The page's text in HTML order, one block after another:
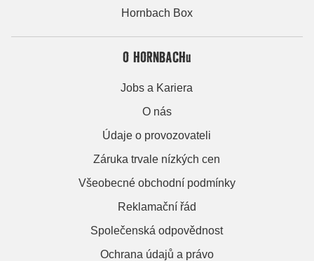
Hornbach Box
O HORNBACHu
Jobs a Kariera
O nás
Údaje o provozovateli
Záruka trvale nízkých cen
Všeobecné obchodní podmínky
Reklamační řád
Společenská odpovědnost
Ochrana údajů a právo